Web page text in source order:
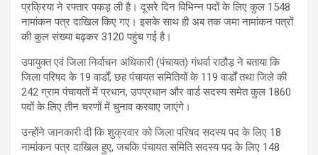
प्रक्रिया ने रफ्तार पकड़ ली है। दूसरे दिन विभिन्न पदों के लिए कुल 1548
नामांकन पत्र दाखिल किए गए। इसके साथ ही अब तक जमा नामांकन पत्रों
की कुल संख्या बढ़कर 3120 पहुंच गई है।
उपायुक्त एवं जिला निर्वाचन अधिकारी (पंचायत) गंधर्वा राठौड़ ने बताया कि
जिला परिषद के 19 वार्डों, छह पंचायत समितियों के 119 वार्डों तथा जिले की
242 ग्राम पंचायतों में प्रधान, उपप्रधान और वार्ड सदस्य समेत कुल 1860
पदों के लिए तीन चरणों में चुनाव करवाए जाएंगे।
उन्होंने जानकारी दी कि शुक्रवार को जिला परिषद सदस्य पद के लिए 18
नामांकन पत्र दाखिल हुए, जबकि पंचायत समिति सदस्य पद के लिए 148